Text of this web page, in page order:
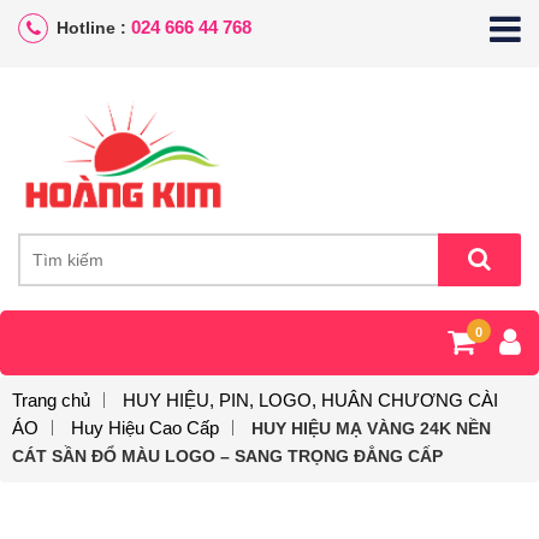
Hotline : 024 666 44 768
0
Trang chủ
HUY HIỆU, PIN, LOGO, HUÂN CHƯƠNG CÀI
ÁO
Huy Hiệu Cao Cấp
HUY HIỆU MẠ VÀNG 24K NỀN
CÁT SẦN ĐỔ MÀU LOGO – SANG TRỌNG ĐẲNG CẤP